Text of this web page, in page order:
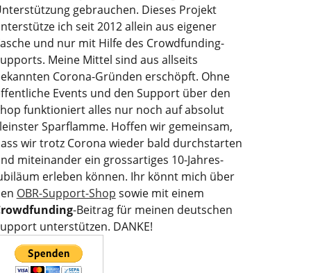
gebrauchen. Dieses Projekt
ich seit 2012 allein aus eigener
und nur mit Hilfe des Crowdfunding-
Meine Mittel sind aus allseits
Corona-Gründen erschöpft. Ohne
Events und den Support über den
funktioniert alles nur noch auf absolut
Sparflamme. Hoffen wir gemeinsam,
wir trotz Corona wieder bald durchstarten
miteinander ein grossartiges 10-Jahres-
erleben können. Ihr könnt mich über
OBR-Support-Shop sowie mit einem
-Beitrag für meinen deutschen
unterstützen. DANKE!